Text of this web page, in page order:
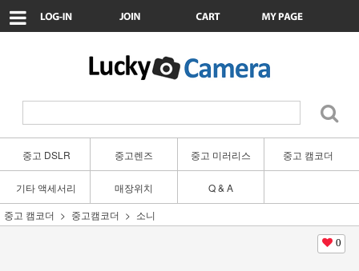
중고 DSLR 중고렌즈 중고 미러리스 중고 캠코더
기타 액세서리 매장위치
Q & A
중고 캠코더
중고캠코더 소니
0